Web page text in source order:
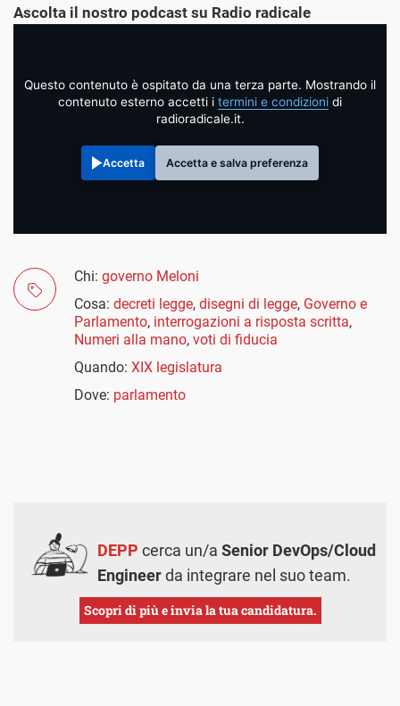
Ascolta il nostro podcast su Radio radicale
Questo contenuto è ospitato da una terza parte. Mostrando il
contenuto esterno accetti i termini e condizioni di
radioradicale.it.
Accetta Accetta e salva preferenza
Chi: governo Meloni
Cosa: decreti legge, disegni di legge, Governo e
Parlamento, interrogazioni a risposta scritta,
Numeri alla mano, voti di fiducia
Quando: XIX legislatura
Dove: parlamento
DEPP cerca un/a Senior DevOps/Cloud
Engineerda integrare nel suo team.
Scopri di più e invia la tua candidatura.